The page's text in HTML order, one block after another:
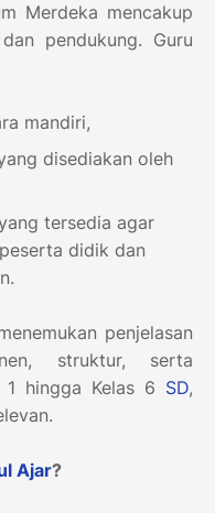
Merdeka mencakup
pendukung. Guru
mandiri,
disediakan oleh
tersedia agar
didik dan
penjelasan
struktur, serta
hingga Kelas 6 SD,
Ajar?